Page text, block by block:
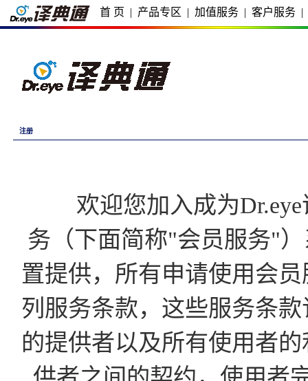
首 页 | 产品专区 | 加值服务 | 客户服务 |
注册
欢迎您加入成为Dr.eye
务（下面简称"会员服务"
置提供，所有申请使用会
列服务条款，这些服务条
的提供者以及所有使用者